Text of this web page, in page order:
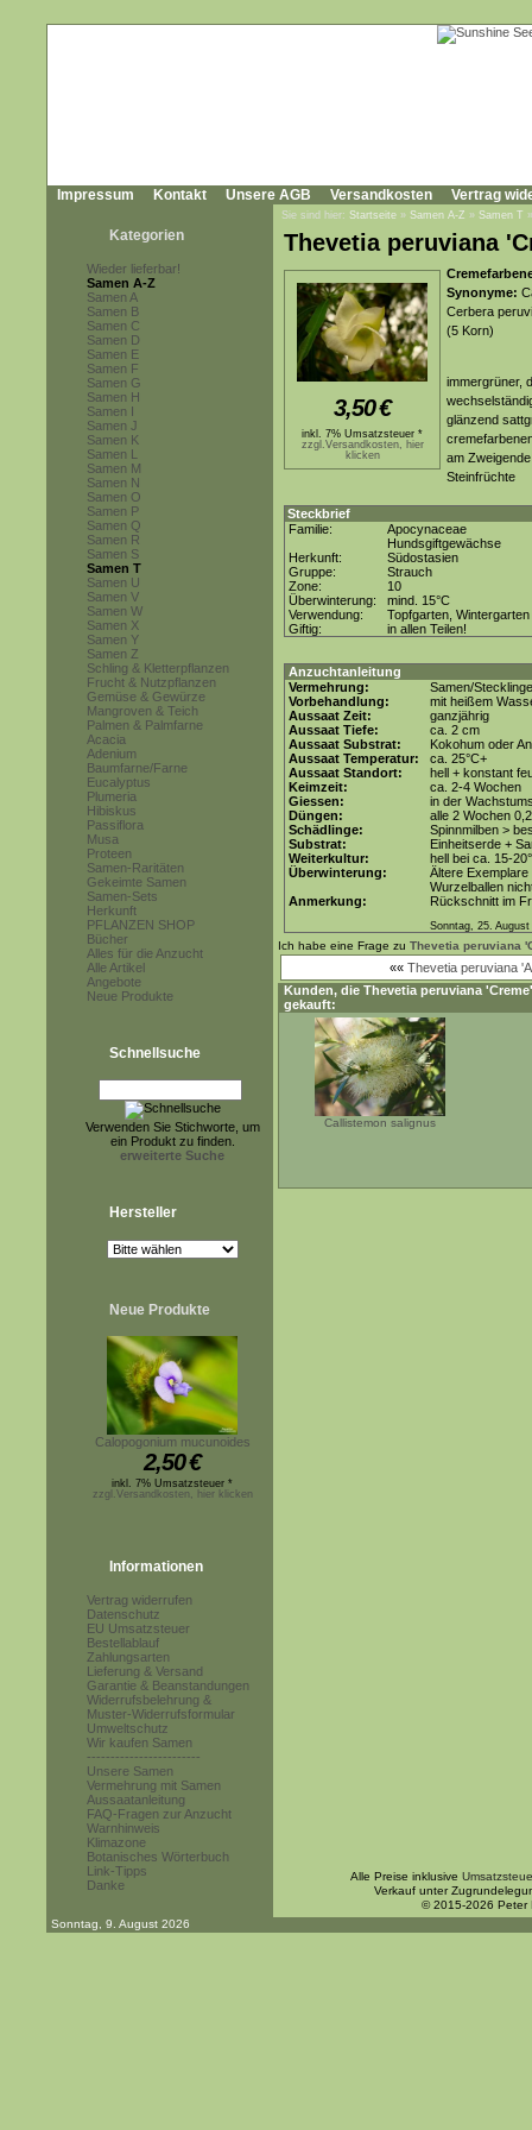
Impressum Kontakt Unsere AGB Versandkosten Vertrag
Kategorien
Wieder lieferbar!
Samen A-Z
Samen A
Samen B
Samen C
Samen D
Samen E
Samen F
Samen G
Samen H
Samen I
Samen J
Samen K
Samen L
Samen M
Samen N
Samen O
Samen P
Samen Q
Samen R
Samen S
Samen T
Samen U
Samen V
Samen W
Samen X
Samen Y
Samen Z
Schling & Kletterpflanzen
Frucht & Nutzpflanzen
Gemüse & Gewürze
Mangroven & Teich
Palmen & Palmfarne
Acacia
Adenium
Baumfarne/Farne
Eucalyptus
Plumeria
Hibiskus
Passiflora
Musa
Proteen
Samen-Raritäten
Gekeimte Samen
Samen-Sets
Herkunft
PFLANZEN SHOP
Bücher
Alles für die Anzucht
Alle Artikel
Angebote
Neue Produkte
Schnellsuche
Verwenden Sie Stichworte, um
ein Produkt zu finden.
erweiterte Suche
Hersteller
Neue Produkte
Calopogonium mucunoides
2,50€
inkl. 7% Umsatzsteuer *
zzgl.Versandkosten, hier klicken
Informationen
Vertrag widerrufen
Datenschutz
EU Umsatzsteuer
Bestellablauf
Zahlungsarten
Lieferung & Versand
Garantie & Beanstandungen
Widerrufsbelehrung &
Muster-Widerrufsformular
Umweltschutz
Wir kaufen Samen
------------------------
Unsere Samen
Vermehrung mit Samen
Aussaatanleitung
FAQ-Fragen zur Anzucht
Warnhinweis
Klimazone
Botanisches Wörterbuch
Link-Tipps
Danke
Sie sind hier: Startseite » Samen A-Z » Samen T
Thevetia peruviana
3,50€
inkl. 7% Umsatzsteuer *
zzgl.Versandkosten, hier
klicken
Synonyme:
Cerbera
(5 Korn)
immergrüner,
glänzend
am
Steinfrüchte
Steckbrief
Familie:
Apocynaceae
Hundsgiftgewächse
Herkunft:
Südostasien
Gruppe:
Strauch
Zone:
10
Überwinterung:
mind. 15°C
Verwendung:
Topfgarten, Wintergarten
Giftig:
in allen Teilen!
Anzuchtanleitung
Vermehrung:
Samen/Stecklinge
Vorbehandlung:
mit heißem
Aussaat Zeit:
ganzjährig
Aussaat Tiefe:
ca. 2 cm
Aussaat Substrat:
Kokohum oder
Aussaat Temperatur:
ca. 25°C+
Aussaat Standort:
hell + konstant
Keimzeit:
ca. 2-4 Wochen
Giessen:
in der
Düngen:
alle 2 Wochen
Schädlinge:
Spinnmilben >
Substrat:
Einheitserde +
Weiterkultur:
hell bei ca. 15-
Überwinterung:
Ältere
Wurzelballen
Anmerkung:
Rückschnitt im
Sonntag, 25. August
Ich habe eine Frage zu Thevetia peruviana
«« Thevetia peruviana
Kunden, die Thevetia peruviana 'Creme'
gekauft:
Callistemon salignus
Alle Preise inklusive
Verkauf unter
© 2015-2026 Peter
Sonntag, 9. August 2026